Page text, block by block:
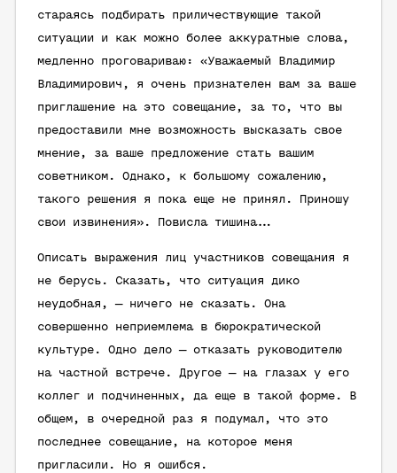
стараясь подбирать приличествующие такой
ситуации и как можно более аккуратные слова,
медленно проговариваю: «Уважаемый Владимир
Владимирович, я очень признателен вам за ваше
приглашение на это совещание, за то, что вы
предоставили мне возможность высказать свое
мнение, за ваше предложение стать вашим
советником. Однако, к большому сожалению,
такого решения я пока еще не принял. Приношу
свои извинения». Повисла тишина…
Описать выражения лиц участников совещания я
не берусь. Сказать, что ситуация дико
неудобная, — ничего не сказать. Она
совершенно неприемлема в бюрократической
культуре. Одно дело — отказать руководителю
на частной встрече. Другое — на глазах у его
коллег и подчиненных, да еще в такой форме. В
общем, в очередной раз я подумал, что это
последнее совещание, на которое меня
пригласили. Но я ошибся.